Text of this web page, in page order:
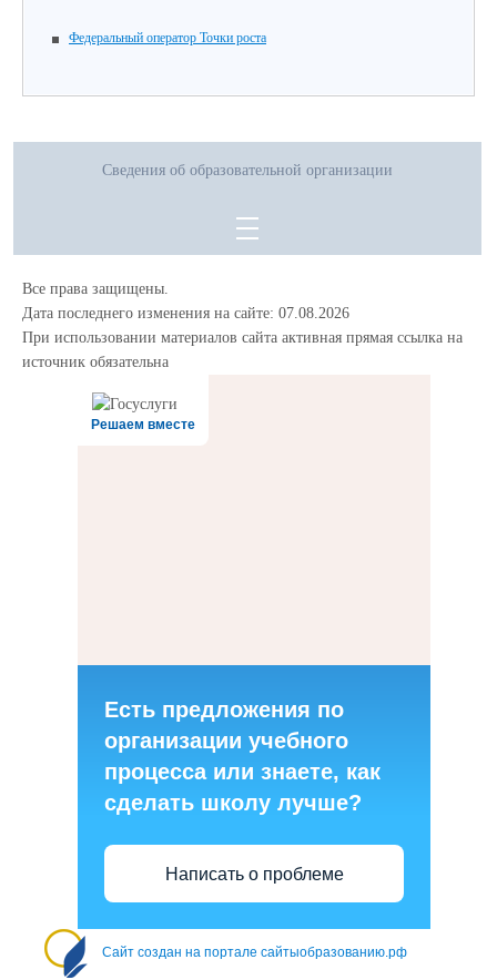
Федеральный оператор Точки роста
Сведения об образовательной организации
Все права защищены.
Дата последнего изменения на сайте: 07.08.2026
При использовании материалов сайта активная прямая ссылка на
источник обязательна
Решаем вместе
Есть предложения по
организации учебного
процесса или знаете, как
сделать школу лучше?
Написать о проблеме
Сайт создан на портале сайтыобразованию.рф